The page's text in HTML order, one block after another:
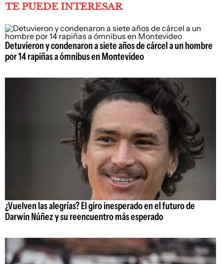
TE PUEDE INTERESAR
Detuvieron y condenaron a siete años de cárcel a un hombre
por 14 rapiñas a ómnibus en Montevideo
¿Vuelven las alegrías? El giro inesperado en el futuro de
Darwin Núñez y su reencuentro más esperado